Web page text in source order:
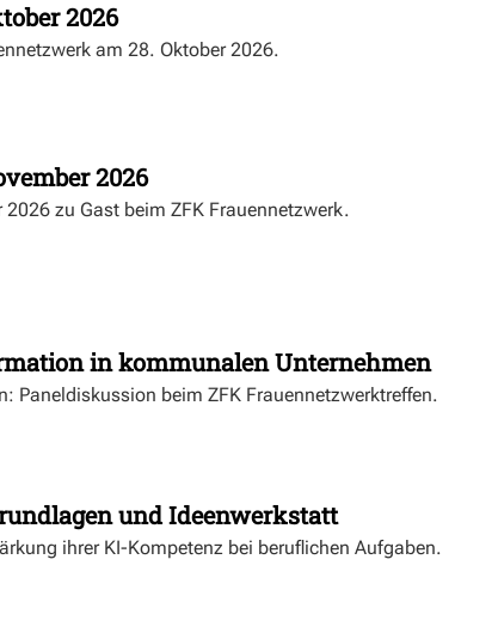
2026
am 28. Oktober 2026.
2026
zu Gast beim ZFK Frauennetzwerk.
in kommunalen Unternehmen
Paneldiskussion beim ZFK Frauennetzwerktreffen.
und Ideenwerkstatt
ihrer KI-Kompetenz bei beruflichen Aufgaben.